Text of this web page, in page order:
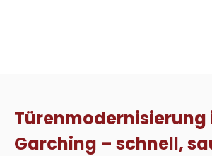
Türenmodernisierung
Garching – schnell,